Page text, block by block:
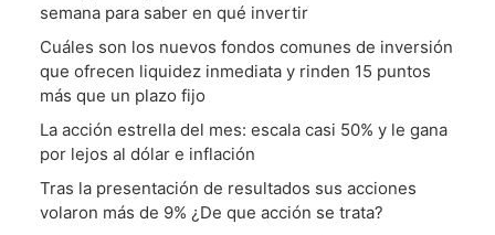
semana para saber en qué invertir
Cuáles son los nuevos fondos comunes de inversión
que ofrecen liquidez inmediata y rinden 15 puntos
más que un plazo fijo
La acción estrella del mes: escala casi 50% y le gana
por lejos al dólar e inflación
Tras la presentación de resultados sus acciones
volaron más de 9% ¿De que acción se trata?